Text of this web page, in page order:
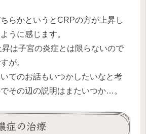
らかというとCRPの方が上昇し
うに感じます。
は子宮の炎症とは限らないので
が。
てのお話もいつかしたいなと考
その辺の説明はまたいつか…。
症の治療